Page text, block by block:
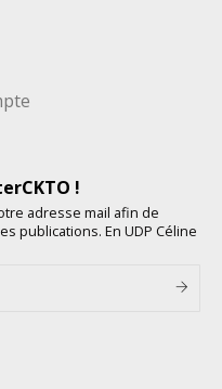
!
adresse mail afin de
publications. En UDP Céline